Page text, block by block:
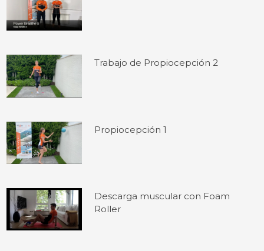
Trabajo de Propiocepción 2
Propiocepción 1
Descarga muscular con Foam
Roller